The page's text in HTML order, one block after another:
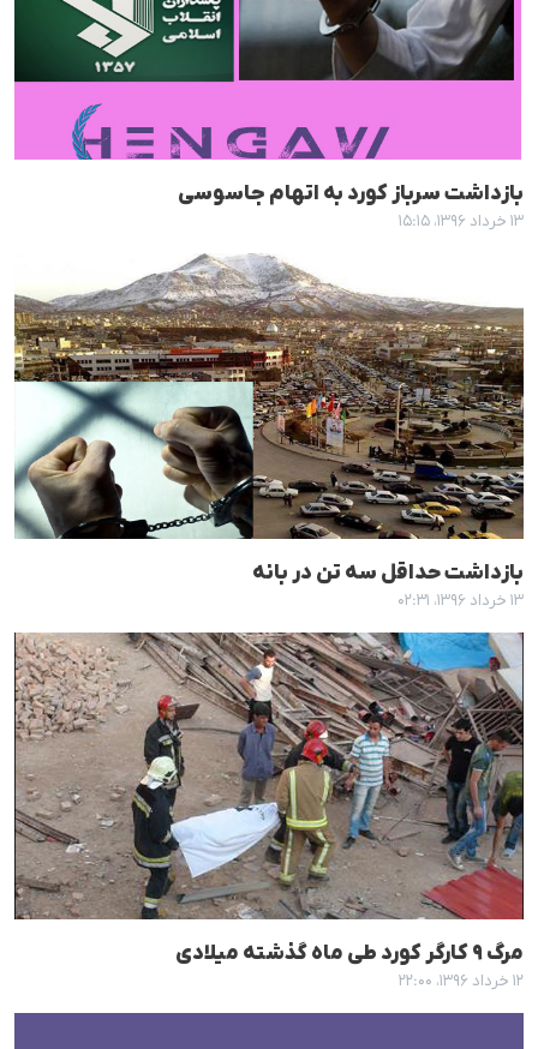
بازداشت سرباز کورد بە اتهام جاسوسی
۱۳ خرداد ۱۳۹۶، ۱۵:۱۵
بازداشت حداقل سە تن در بانە
۱۳ خرداد ۱۳۹۶، ۰۲:۳۱
مرگ ٩ کارگر کورد طی ماه گذشتە میلادی
۱۲ خرداد ۱۳۹۶، ۲۲:۰۰